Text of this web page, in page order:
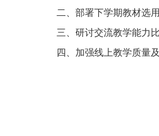
二、 部署下学期教材选
三、研讨交流教学能力
四、加强线上教学质量